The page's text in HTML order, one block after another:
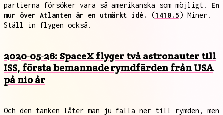
partierna försöker vara så amerikanska som möjligt. En
mur över Atlanten är en utmärkt idé.
(1410.5) Miner.
Ställ in flygen också.
2020-05-26: SpaceX flyger två astronauter till
ISS, första bemannade rymdfärden från USA
på nio år
Och den tanken låter man ju falla ner till rymden, men